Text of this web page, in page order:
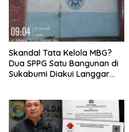
Skandal Tata Kelola MBG?
Dua SPPG Satu Bangunan di
Sukabumi Diakui Langgar